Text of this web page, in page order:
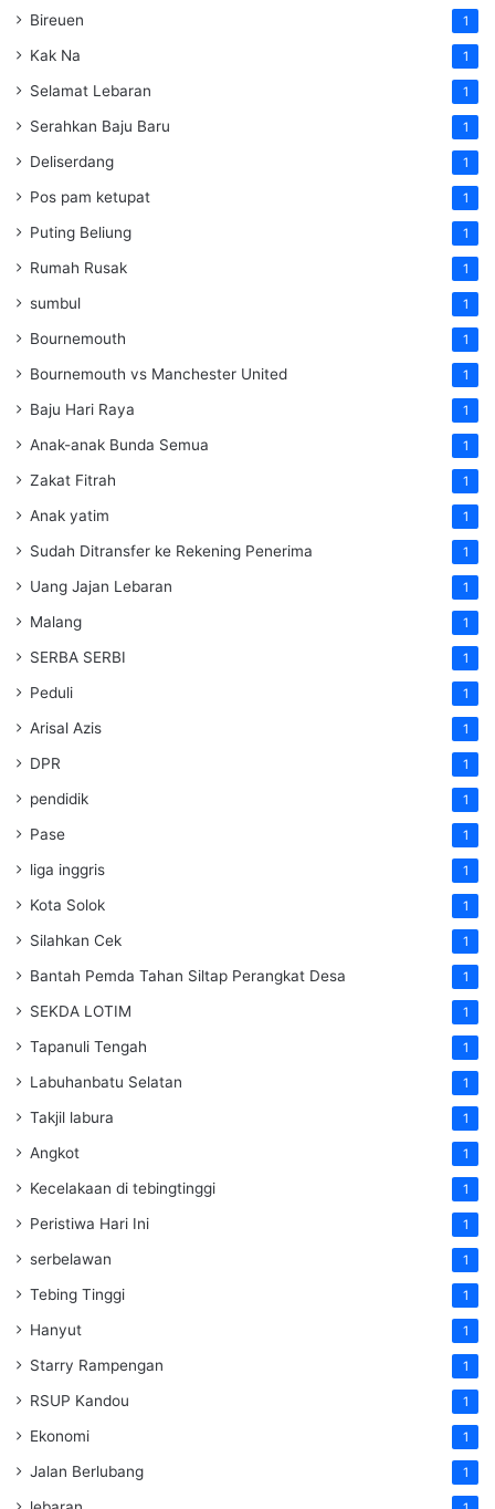
Bireuen 1
Kak Na 1
Selamat Lebaran 1
Serahkan Baju Baru 1
Deliserdang 1
Pos pam ketupat 1
Puting Beliung 1
Rumah Rusak 1
sumbul 1
Bournemouth 1
Bournemouth vs Manchester United 1
Baju Hari Raya 1
Anak-anak Bunda Semua 1
Zakat Fitrah 1
Anak yatim 1
Sudah Ditransfer ke Rekening Penerima 1
Uang Jajan Lebaran 1
Malang 1
SERBA SERBI 1
Peduli 1
Arisal Azis 1
DPR 1
pendidik 1
Pase 1
liga inggris 1
Kota Solok 1
Silahkan Cek 1
Bantah Pemda Tahan Siltap Perangkat Desa 1
SEKDA LOTIM 1
Tapanuli Tengah 1
Labuhanbatu Selatan 1
Takjil labura 1
Angkot 1
Kecelakaan di tebingtinggi 1
Peristiwa Hari Ini 1
serbelawan 1
Tebing Tinggi 1
Hanyut 1
Starry Rampengan 1
RSUP Kandou 1
Ekonomi 1
Jalan Berlubang 1